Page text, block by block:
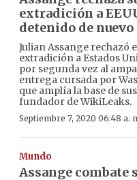
extradición a
detenido de nuevo
Julian Assange rechazó
extradición a Estados
por segunda vez al
entrega cursada por
que amplía la base de
fundador de WikiLeaks.
Septiembre 7, 2020 06:48 a.
Mundo
Assange combate